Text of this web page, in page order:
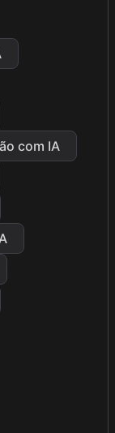
com IA